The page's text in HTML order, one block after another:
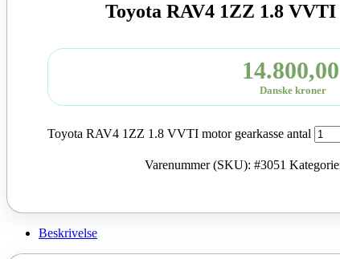
Toyota RAV4 1ZZ 1.8 VVTI
14.800,00
Danske kroner
Toyota RAV4 1ZZ 1.8 VVTI motor gearkasse antal
Varenummer (SKU): #3051
Beskrivelse